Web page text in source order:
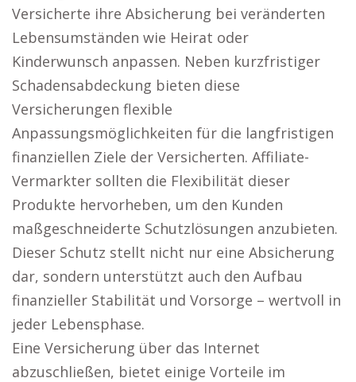
Versicherte ihre Absicherung bei veränderten
Lebensumständen wie Heirat oder
Kinderwunsch anpassen. Neben kurzfristiger
Schadensabdeckung bieten diese
Versicherungen flexible
Anpassungsmöglichkeiten für die langfristigen
finanziellen Ziele der Versicherten. Affiliate-
Vermarkter sollten die Flexibilität dieser
Produkte hervorheben, um den Kunden
maßgeschneiderte Schutzlösungen anzubieten.
Dieser Schutz stellt nicht nur eine Absicherung
dar, sondern unterstützt auch den Aufbau
finanzieller Stabilität und Vorsorge – wertvoll in
jeder Lebensphase.
Eine Versicherung über das Internet
abzuschließen, bietet einige Vorteile im